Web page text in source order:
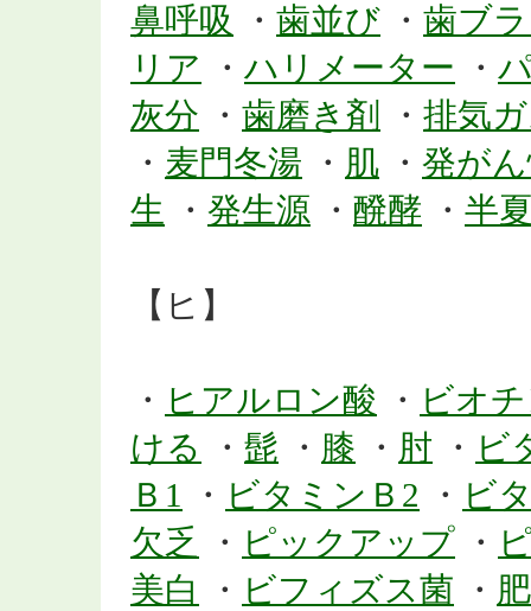
鼻呼吸
・ 歯並び ・ 歯ブ
リア ・ ハリメーター ・
灰分 ・ 歯磨き剤 ・ 排気
・ 麦門冬湯 ・ 肌 ・ 発が
生 ・ 発生源 ・ 醗酵 ・ 半
【ヒ】
・ ヒアルロン酸 ・ ビオ
ける
・ 髭 ・ 膝 ・ 肘 ・ ビ
Ｂ1
・ ビタミンＢ2 ・ ビ
欠乏
・ ピックアップ ・
美白
・ ビフィズス菌 ・